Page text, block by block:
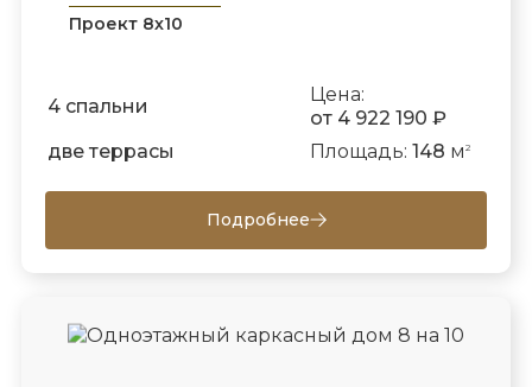
Проект 8х10
4 спальни
Цена:
от 4 922 190 ₽
две террасы
Площадь: 148 м 2
Подробнее